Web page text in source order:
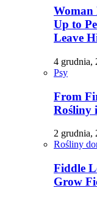
Woman
Up to
Leave
4 grudnia,
Psy
From
Rośliny
2 grudnia,
Rośliny
Fiddle
Grow